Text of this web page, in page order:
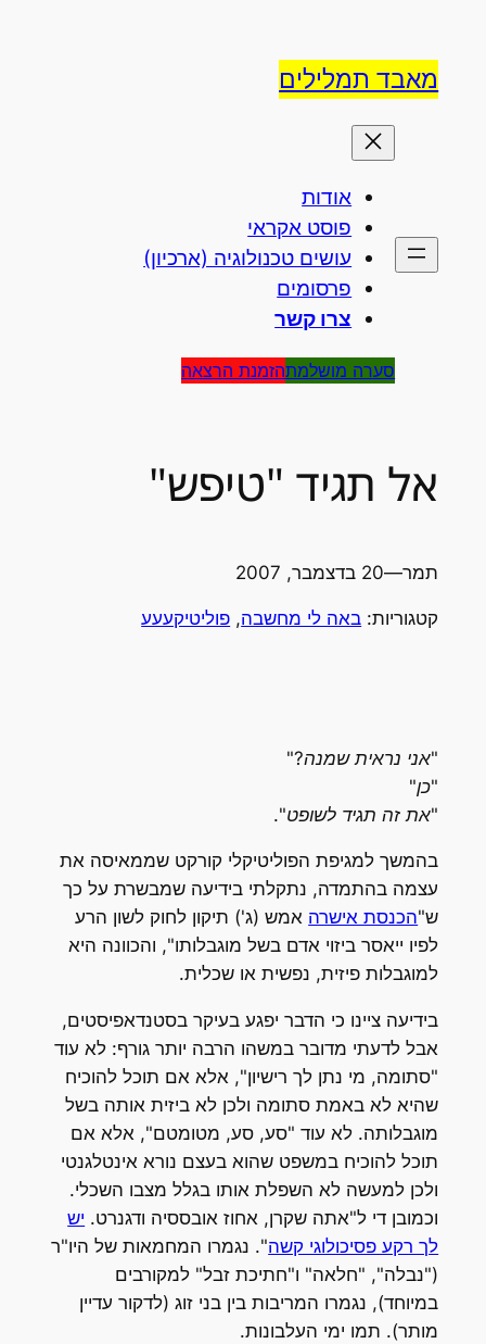
מאבד תמלילים
אודות
פוסט אקראי
עושים טכנולוגיה (ארכיון)
פרסומים
צרו קשר
סערה מושלמתהזמנת הרצאה
אל תגיד "טיפש"
תמר—20 בדצמבר, 2007
קטגוריות: באה לי מחשבה, פוליטיקעעע
"אני נראית שמנה?"
"כן"
"את זה תגיד לשופט".
בהמשך למגיפת הפוליטיקלי קורקט שממאיסה את
עצמה בהתמדה, נתקלתי בידיעה שמבשרת על כך
ש"הכנסת אישרה אמש (ג') תיקון לחוק לשון הרע
לפיו ייאסר ביזוי אדם בשל מוגבלותו", והכוונה היא
למוגבלות פיזית, נפשית או שכלית.
בידיעה ציינו כי הדבר יפגע בעיקר בסטנדאפיסטים,
אבל לדעתי מדובר במשהו הרבה יותר גורף: לא עוד
"סתומה, מי נתן לך רישיון", אלא אם תוכל להוכיח
שהיא לא באמת סתומה ולכן לא ביזית אותה בשל
מוגבלותה. לא עוד "סע, סע, מטומטם", אלא אם
תוכל להוכיח במשפט שהוא בעצם נורא אינטלגנטי
ולכן למעשה לא השפלת אותו בגלל מצבו השכלי.
וכמובן די ל"אתה שקרן, אחוז אובססיה ודגנרט. יש
לך רקע פסיכולוגי קשה". נגמרו המחמאות של היו"ר
("נבלה", "חלאה" ו"חתיכת זבל" למקורבים
במיוחד), נגמרו המריבות בין בני זוג (לדקור עדיין
מותר). תמו ימי העלבונות.